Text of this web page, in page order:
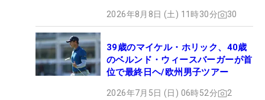
2026年8月8日 (土) 11時30分 30
39歳のマイケル・ホリック、40歳
のベルンド・ウィースバーガーが首
位で最終日ヘ/欧州男子ツアー
2026年7月5日 (日) 06時52分 2